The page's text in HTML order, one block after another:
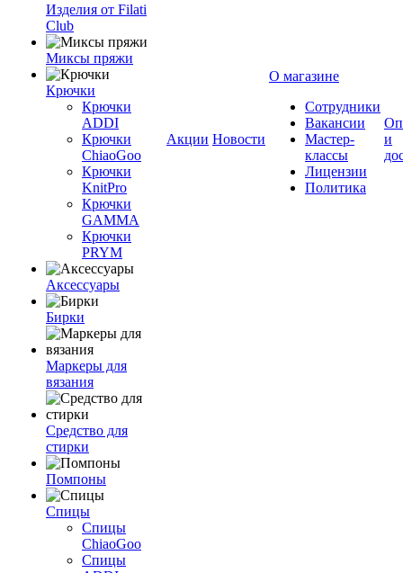
Изделия от Filati
Club
Миксы пряжи
Крючки
Крючки
ADDI
Крючки
ChiaoGoo
Крючки
KnitPro
Крючки
GAMMA
Крючки
PRYM
Аксессуары
Бирки
Маркеры для
вязания
Средство для
стирки
Помпоны
Спицы
Спицы
ChiaoGoo
Спицы
Акции Новости
О магазине
Сотрудники
Вакансии
Мастер-
классы
Лицензии
Политика
и